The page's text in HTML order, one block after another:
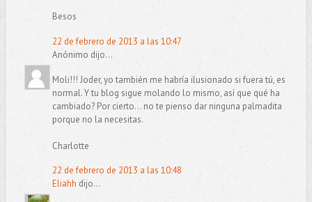
Besos
22 de febrero de 2013 a las 10:47
Anónimo dijo...
Moli!!! Joder, yo también me habría ilusionado si fuera tú, es
normal. Y tu blog sigue molando lo mismo, así que qué ha
cambiado? Por cierto... no te pienso dar ninguna palmadita
porque no la necesitas.
Charlotte
22 de febrero de 2013 a las 10:48
Eliahh dijo...